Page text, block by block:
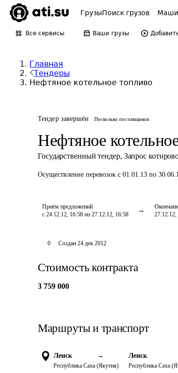
ГрузыПоиск грузов
Все сервисы Ваши грузы
Главная
Тендеры
Нефтяное котельное топливо
Тендер завершён Несколько поставщиков
Нефтяное
Государственный тендер, Запрос
Осуществление перевозок с 01.01.13 по
Приём предложений
с 24.12.12, 16:58 по 27.12.12, 16:58
27.12.12,
0 Создан 24 дек 2012
Стоимость контракта
3 759 000
Маршруты и транспорт
Ленск →
Республика Саха (Якутия)
Ленск
Республика Саха